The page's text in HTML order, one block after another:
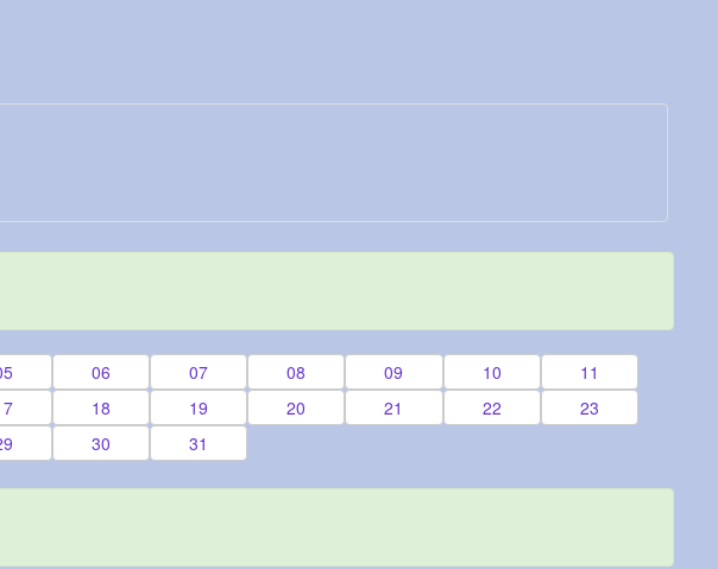
06 07 08 09 10
11
18 19 20 21 22
23
30 31